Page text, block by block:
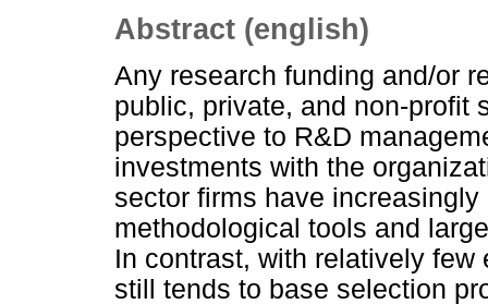
Abstract (english)
Any research funding and/or
public, private, and non-profit
perspective to R&D
investments with the
sector firms have
methodological tools and
In contrast, with relatively
still tends to base selection